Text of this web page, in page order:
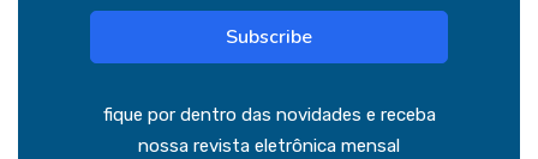
Subscribe
fique por dentro das novidades e receba
nossa revista eletrônica mensal